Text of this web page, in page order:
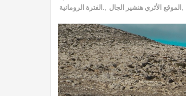
الفترة الرومانية., الموقع الأثري هنشير الجال,